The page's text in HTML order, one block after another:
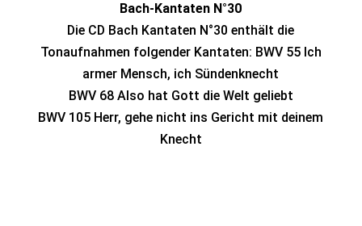
Bach-Kantaten N°30
Die CD Bach Kantaten N°30 enthält die
Tonaufnahmen folgender Kantaten: BWV 55 Ich
armer Mensch, ich Sündenknecht
BWV 68 Also hat Gott die Welt geliebt
BWV 105 Herr, gehe nicht ins Gericht mit deinem
Knecht